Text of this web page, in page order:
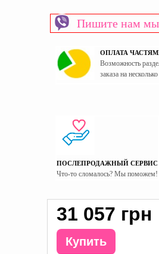
Пишите нам мы
ОПЛАТА
Возможность
заказа на
ПОСЛЕПРОДАЖНЫЙ СЕРВИС
Что-то сломалось? Мы поможем!
31 057 грн
Купить